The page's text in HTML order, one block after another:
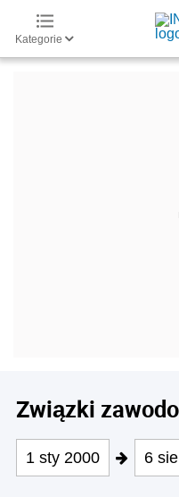
Kategorie
Związki
1 sty 2000 6